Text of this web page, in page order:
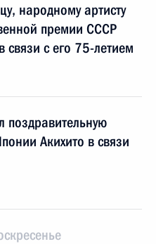
народному артисту
премии СССР
связи с его 75-летием
поздравительную
Акихито в связи